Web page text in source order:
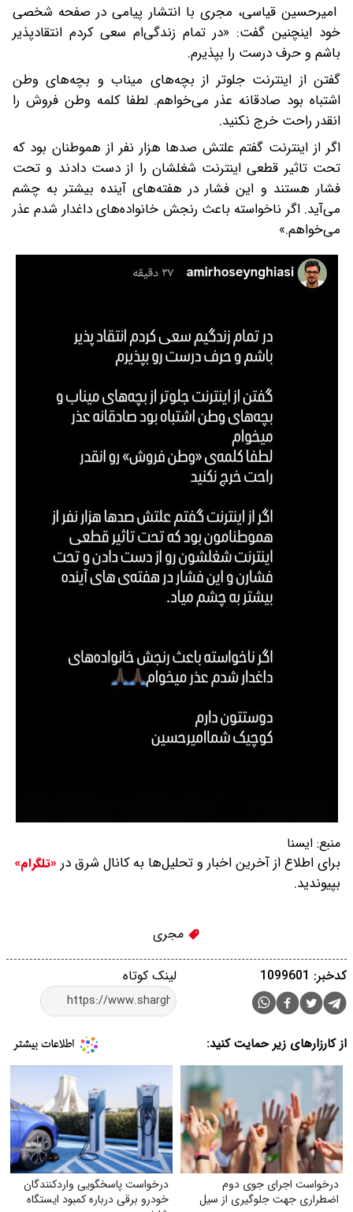
امیرحسین قیاسی، مجری با انتشار پیامی در صفحه شخصی
خود اینچنین گفت: «در تمام زندگی‌ام سعی کردم انتقادپذیر
باشم و حرف درست را بپذیرم.
گفتن از اینترنت جلوتر از بچه‌های میناب و بچه‌های وطن
اشتباه بود صادقانه عذر می‌خواهم. لطفا کلمه وطن فروش را
انقدر راحت خرج نکنید.
اگر از اینترنت گفتم علتش صدها هزار نفر از هموطنان بود که
تحت تاثیر قطعی اینترنت شغلشان را از دست دادند و تحت
فشار هستند و این فشار در هفته‌های آینده بیشتر به چشم
می‌آید. اگر ناخواسته باعث رنجش خانواده‌های داغدار شدم عذر
می‌خواهم.»
منبع: ایسنا
برای اطلاع از آخرین اخبار و تحلیل‌ها به کانال شرق در «تلگرام»
بپیوندید.
مجری
لینک کوتاه کدخبر: 1099601
از کارزارهای زیر حمایت کنید:
درخواست اجرای جوی دوم
اضطراری جهت جلوگیری از سیل
درخواست پاسخگویی واردکنندگان
خودرو برقی درباره کمبود ایستگاه